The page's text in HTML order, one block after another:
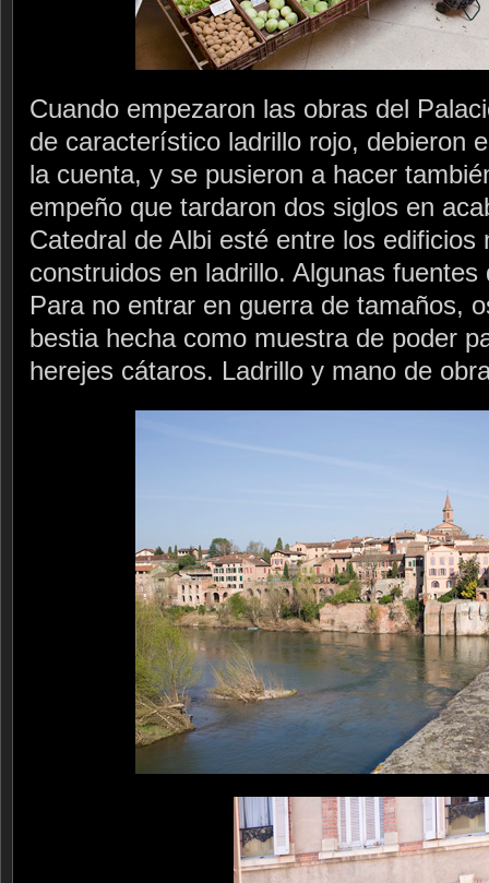
Cuando empezaron las obras del
de característico ladrillo rojo, debieron
la cuenta, y se pusieron a hacer
empeño que tardaron dos siglos en
Catedral de Albi esté entre los edificios
construidos en ladrillo. Algunas
Para no entrar en guerra de tamaños,
bestia hecha como muestra de poder
herejes cátaros. Ladrillo y mano de